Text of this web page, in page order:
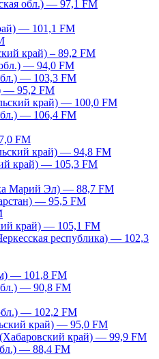
обл.) — 97,1 FM
— 101,1 FM
край) – 89,2 FM
— 94,0 FM
— 103,3 FM
— 95,2 FM
край) — 100,0 FM
— 106,4 FM
FM
край) — 94,8 FM
край) — 105,3 FM
Марий Эл) — 88,7 FM
— 95,5 FM
край) — 105,1 FM
республика) — 102,3
— 101,8 FM
— 90,8 FM
— 102,2 FM
край) — 95,0 FM
край) — 99,9 FM
— 88,4 FM